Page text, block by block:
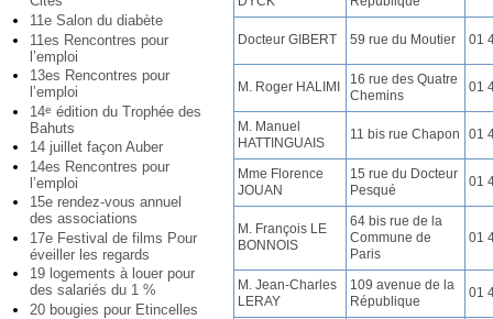
11e Salon du diabète
11es Rencontres pour
l’emploi
13es Rencontres pour
l’emploi
14e édition du Trophée des
Bahuts
14 juillet façon Auber
14es Rencontres pour
l’emploi
15e rendez-vous annuel
des associations
17e Festival de films Pour
éveiller les regards
19 logements à louer pour
des salariés du 1 %
20 bougies pour Etincelles
Docteur GIBERT 59 rue du Moutier 01
M. Roger HALIMI
16 rue des Quatre
Chemins
01
M. Manuel
HATTINGUAIS
11 bis rue Chapon 01
Mme Florence
JOUAN
15 rue du Docteur
Pesqué
01
M. François LE
BONNOIS
64 bis rue de la
Commune de
Paris
01
M. Jean-Charles
LERAY
109 avenue de la
République
01